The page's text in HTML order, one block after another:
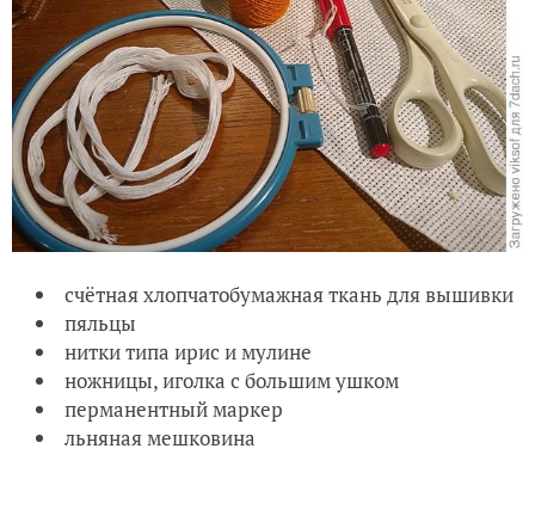
счётная хлопчатобумажная ткань для вышивки
пяльцы
нитки типа ирис и мулине
ножницы, иголка с большим ушком
перманентный маркер
льняная мешковина